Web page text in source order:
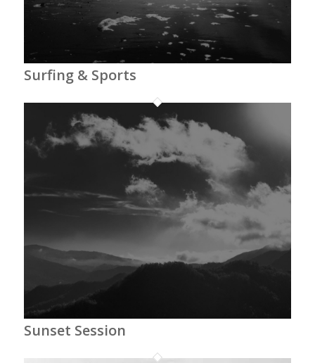
Surfing & Sports
Sunset Session